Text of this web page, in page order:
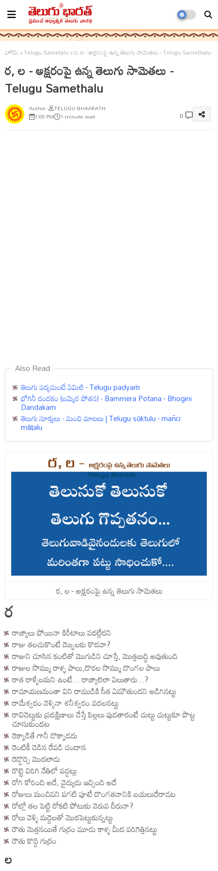
హోమ్ Telugu Sametalu ర, ల - అక్షరంపై ఉన్న తెలుగు సామెతలు - Telugu Samethalu
ర, ల - అక్షరంపై ఉన్న తెలుగు సామెతలు -
Telugu Samethalu
TELUGU BHAARATH
7:00 PM 1 minute read 0
Also Read
తెలుగు పద్యమంటే ఏమిటి - Telugu padyaṁ
భోగినీ దండకం (బమ్మెర పోతన) - Bammera Potana - Bhogini
Dandakam
తెలుగు సూక్తులు - మంచి మాటలు | Telugu sūktulu - man̄ci
māṭalu
ర, ల - అక్షరంపై ఉన్న తెలుగు సామెతలు
ర
రాజ్యాలు పోయినా కిరీటాలు వదల్లేదని
రాజు తలచుకొంటే దెబ్బలకు కొదవా?
రాజుని చూసిన కంటితో మొగుడిని చూస్తే, మొత్తబుద్ది అవుతుంది
రాజుల సొమ్ము రాళ్ళ పాలు,దొరల సొమ్ము దొంగల పాలు
రాత రాళ్ళేలమని ఉంటే... రాజ్యాలెలా ఏలుతారు...?
రామాయణమంతా విని రాముడికి సీత ఏమౌతుందని అడిగినట్టు
రామేశ్వరం వెళ్ళినా శనీశ్వరం వదలనట్టు
రావిచెట్టుకు ప్రదక్షిణాలు చేస్తే పిల్లలు పుడతారంటే చుట్టు చుట్టుకూ పొట్ట
చూసుకుందట
రెక్కాడితే గానీ డొక్కాడదు
రెంటికీ చెడిన రేవడి చందాన
రెడ్డొచ్చె మొదలాడు
రొట్టె విరిగి నేతిలో పడ్డట్లు
రోగి కోరింది అదే, వైద్యుడు ఇచ్చింది అదే
రోజులు మంచివని పగటి పూటే దొంగతనానికి బయలుదేరాడట
రోట్లో తల పెట్టి రోకటి పోటుకు వెరువ దీరునా?
రోలు వెళ్ళి మద్దెలతో మొరపెట్టుకున్నట్టు
రౌతు మెత్తనయితే గుర్రం మూడు కాళ్ళ మీద పరిగెత్తినట్టు
రౌతు కొద్ది గుర్రం
ల